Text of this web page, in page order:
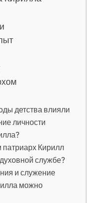
детства влияли
личности
патриарх Кирилл
службе?
и служение
можно